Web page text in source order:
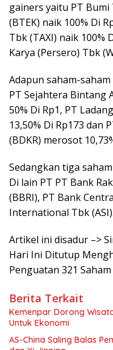
gainers yaitu PT
(BTEK) naik 100% Di
Tbk (TAXI) naik 100%
Karya (Persero) Tbk
Adapun saham-
PT Sejahtera Bintang
50% Di Rp1, PT
13,50% Di Rp173 dan
(BDKR) merosot
Sedangkan tiga
Di lain PT PT Bank
(BBRI), PT Bank
International Tbk (ASI).
Artikel ini disadur –>
Hari Ini Ditutup
Penguatan 321 Saham
Berita Terkait
Kemenpar Dorong
Untuk Ekonomi
AS-China Saling Balas